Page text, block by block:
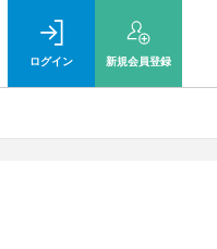
ログイン 新規会員登録